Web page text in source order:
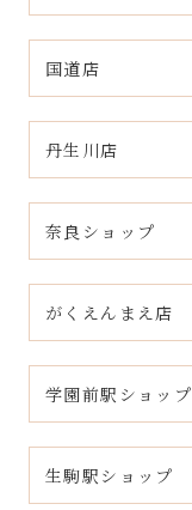
国道店
丹生川店
奈良ショップ
がくえんまえ店
学園前駅ショップ
生駒駅ショップ